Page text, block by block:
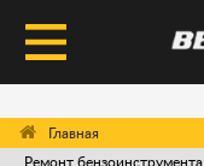
Ремонт бензоинструмента